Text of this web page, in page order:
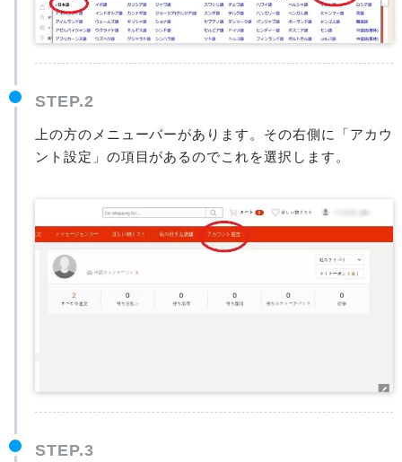
STEP.2
上の方のメニューバーがあります。その右側に「アカウ
ント設定」の項目があるのでこれを選択します。
STEP.3